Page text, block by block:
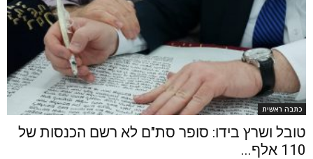
כתבה ראשית
טובל ושרץ בידו: סופר סת"ם לא רשם הכנסות של
110 אלף...